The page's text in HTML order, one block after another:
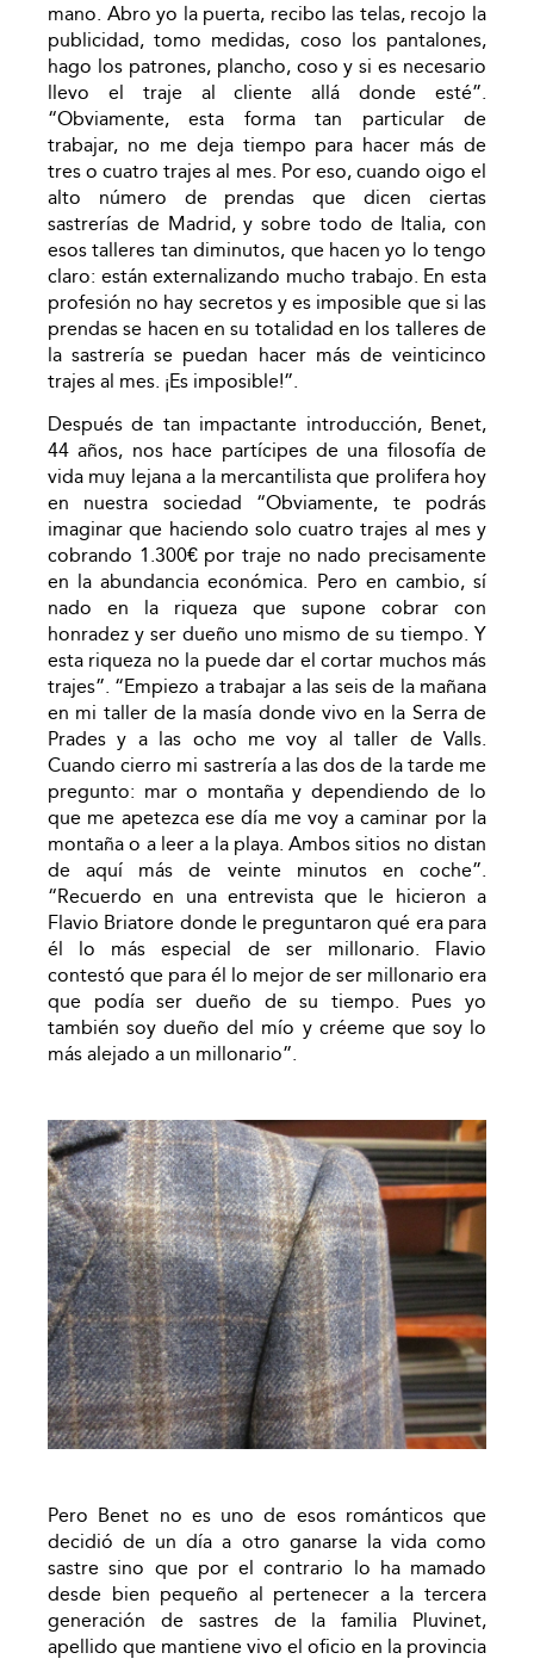
mano. Abro yo la puerta, recibo las telas, recojo la
publicidad, tomo medidas, coso los pantalones,
hago los patrones, plancho, coso y si es necesario
llevo el traje al cliente allá donde esté”.
“Obviamente, esta forma tan particular de
trabajar, no me deja tiempo para hacer más de
tres o cuatro trajes al mes. Por eso, cuando oigo el
alto número de prendas que dicen ciertas
sastrerías de Madrid, y sobre todo de Italia, con
esos talleres tan diminutos, que hacen yo lo tengo
claro: están externalizando mucho trabajo. En esta
profesión no hay secretos y es imposible que si las
prendas se hacen en su totalidad en los talleres de
la sastrería se puedan hacer más de veinticinco
trajes al mes. ¡Es imposible!”.
Después de tan impactante introducción, Benet,
44 años, nos hace partícipes de una filosofía de
vida muy lejana a la mercantilista que prolifera hoy
en nuestra sociedad “Obviamente, te podrás
imaginar que haciendo solo cuatro trajes al mes y
cobrando 1.300€ por traje no nado precisamente
en la abundancia económica. Pero en cambio, sí
nado en la riqueza que supone cobrar con
honradez y ser dueño uno mismo de su tiempo. Y
esta riqueza no la puede dar el cortar muchos más
trajes”. “Empiezo a trabajar a las seis de la mañana
en mi taller de la masía donde vivo en la Serra de
Prades y a las ocho me voy al taller de Valls.
Cuando cierro mi sastrería a las dos de la tarde me
pregunto: mar o montaña y dependiendo de lo
que me apetezca ese día me voy a caminar por la
montaña o a leer a la playa. Ambos sitios no distan
de aquí más de veinte minutos en coche”.
“Recuerdo en una entrevista que le hicieron a
Flavio Briatore donde le preguntaron qué era para
él lo más especial de ser millonario. Flavio
contestó que para él lo mejor de ser millonario era
que podía ser dueño de su tiempo. Pues yo
también soy dueño del mío y créeme que soy lo
más alejado a un millonario”.
Pero Benet no es uno de esos románticos que
decidió de un día a otro ganarse la vida como
sastre sino que por el contrario lo ha mamado
desde bien pequeño al pertenecer a la tercera
generación de sastres de la familia Pluvinet,
apellido que mantiene vivo el oficio en la provincia